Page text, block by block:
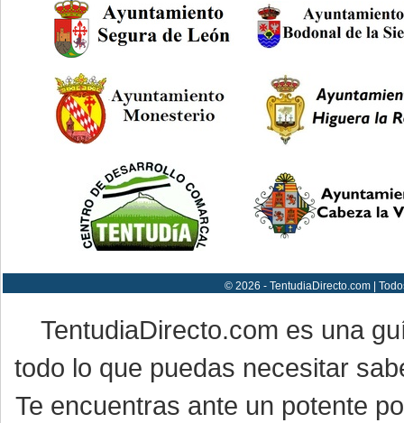
© 2026 - TentudiaDirecto.com |
TentudiaDirecto.com es una
todo lo que puedas necesitar
Te encuentras ante un potente